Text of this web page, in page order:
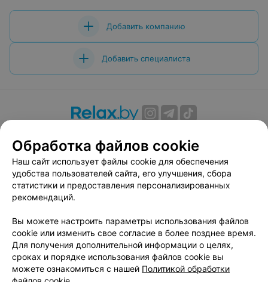
Добавить компанию
Добавить специалиста
Вакансии
Публичный договор
Способы оплаты
Публичный договор по использованию сервиса
«Афиша»
Пользовательское соглашение
Связаться по вопросам сотрудничества
Написать руководителю relax.by
Персональные настройки cookie
Обработка персональных данных
Обработка файлов cookie
Наш сайт использует файлы cookie для обеспечения
удобства пользователей сайта, его улучшения, сбора
статистики и предоставления персонализированных
рекомендаций.
Вы можете настроить параметры использования файлов
cookie или изменить свое согласие в более позднее время.
Для получения дополнительной информации о целях,
сроках и порядке использования файлов cookie вы
можете ознакомиться с нашей Политикой обработки